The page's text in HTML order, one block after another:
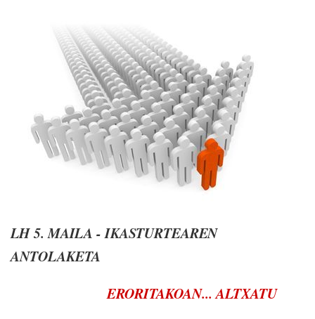
LH 5. MAILA - IKASTURTEAREN
ANTOLAKETA
ERORITAKOAN... ALTXATU